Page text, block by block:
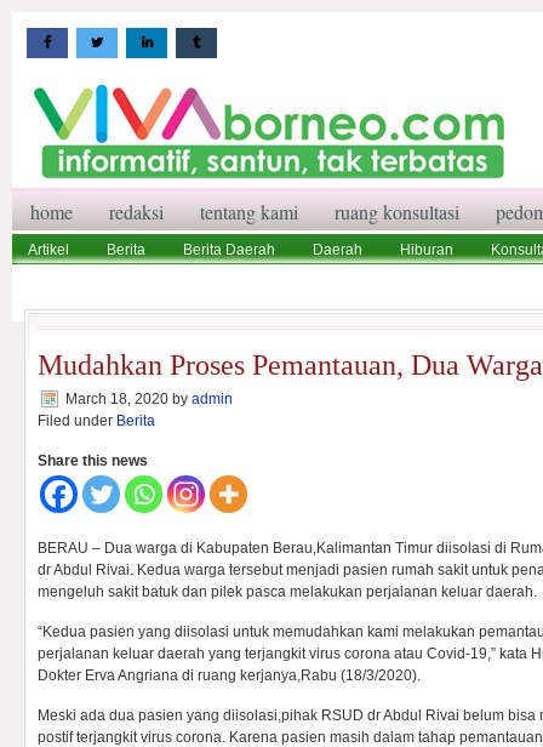
home redaksi tentang kami ruang konsultasi
Artikel Berita Berita Daerah Daerah Hiburan
Mudahkan Proses Pemantauan, Dua
March 18, 2020 by admin
Filed under Berita
Share this news
BERAU – Dua warga di Kabupaten Berau,Kalimantan Timur diisolasi di
dr Abdul Rivai. Kedua warga tersebut menjadi pasien rumah sakit untuk
mengeluh sakit batuk dan pilek pasca melakukan perjalanan keluar daerah.
“Kedua pasien yang diisolasi untuk memudahkan kami melakukan
perjalanan keluar daerah yang terjangkit virus corona atau Covid-19,” kata
Dokter Erva Angriana di ruang kerjanya,Rabu (18/3/2020).
Meski ada dua pasien yang diisolasi,pihak RSUD dr Abdul Rivai belum bisa
postif terjangkit virus corona. Karena pasien masih dalam tahap